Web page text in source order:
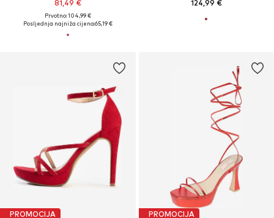
81,49 €
Prvotno: 104,99 €
Posljednja najniža cijena:65,19 €
124,99 €
PROMOCIJA PROMOCIJA